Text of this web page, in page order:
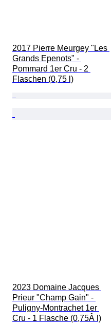
2017 Pierre Meurgey "Les
Grands Epenots" -
Pommard 1er Cru - 2
Flaschen (0,75 l)
2023 Domaine Jacques
Prieur "Champ Gain" -
Puligny-Montrachet 1er
Cru - 1 Flasche (0,75Â l)